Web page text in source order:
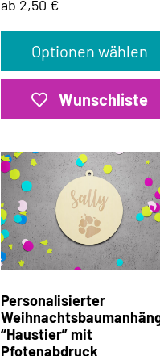
ab 2,50 €
Optionen wählen
Wunschliste
Personalisierter
“Haustier” mit
Pfotenabdruck